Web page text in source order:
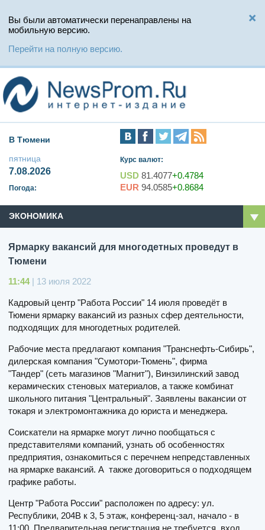
Вы были автоматически перенаправлены на
мобильную версию.
Перейти на полную версию.
В Тюмени
пятница
7.08.2026
Погода:
Курс валют:
USD 81.4077+0.4784
EUR 94.0585+0.8684
ЭКОНОМИКА
Ярмарку вакансий для многодетных проведут в
Тюмени
11:44| 13 июля 2022
Кадровый центр "Работа России" 14 июля проведёт в
Тюмени ярмарку вакансий из разных сфер деятельности,
подходящих для многодетных родителей.
Рабочие места предлагают компания "Транснефть-Сибирь",
дилерская компания "Сумотори-Тюмень", фирма
"Тандер" (сеть магазинов "Магнит"), Винзилинский завод
керамических стеновых материалов, а также комбинат
школьного питания "Центральный". Заявлены вакансии от
токаря и электромонтажника до юриста и менеджера.
Соискатели на ярмарке могут лично пообщаться с
представителями компаний, узнать об особенностях
предприятия, ознакомиться с перечнем непредставленных
на ярмарке вакансий. А также договориться о подходящем
графике работы.
Центр "Работа России" расположен по адресу: ул.
Республики, 204В к 3, 5 этаж, конференц-зал, начало - в
11:00. Предварительная регистрация не требуется, вход